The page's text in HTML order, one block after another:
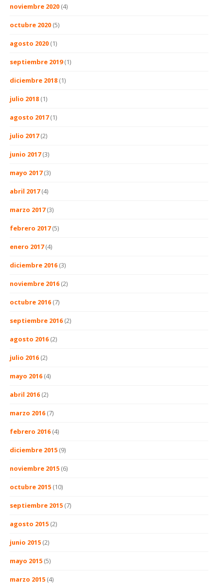
noviembre 2020 (4)
octubre 2020 (5)
agosto 2020 (1)
septiembre 2019(1)
diciembre 2018 (1)
julio 2018 (1)
agosto 2017(1)
julio 2017(2)
junio 2017(3)
mayo 2017(3)
abril 2017(4)
marzo 2017(3)
febrero 2017(5)
enero 2017(4)
diciembre 2016 (3)
noviembre 2016 (2)
octubre 2016 (7)
septiembre 2016 (2)
agosto 2016 (2)
julio 2016 (2)
mayo 2016 (4)
abril 2016 (2)
marzo 2016 (7)
febrero 2016 (4)
diciembre 2015 (9)
noviembre 2015 (6)
octubre 2015 (10)
septiembre 2015 (7)
agosto 2015 (2)
junio 2015 (2)
mayo 2015 (5)
marzo 2015 (4)